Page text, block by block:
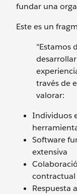
fundar una
Este es un
"Estamos
través de
valorar:
Individuos
Software
extensiva
contractual
Respuesta